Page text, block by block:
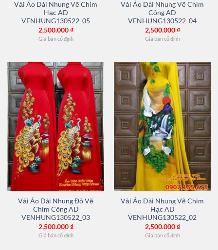
Vải Áo Dài Nhung Vẽ Chim
Hạc AD
VENHUNG130522_05
2,500.000₫
Giá bán cố định
Vải Áo Dài Nhung Vẽ Chim
Công AD
VENHUNG130522_04
2,500.000₫
Giá bán cố định
Vải Áo Dài Nhung Đỏ Vẽ
Chim Công AD
VENHUNG130522_03
2,500.000₫
Giá bán cố định
Vải Áo Dài Nhung Vẽ Chim
Hạc AD
VENHUNG130522_02
2,500.000₫
Giá bán cố định